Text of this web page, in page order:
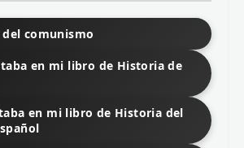
comunismo
en mi libro de Historia de
en mi libro de Historia del